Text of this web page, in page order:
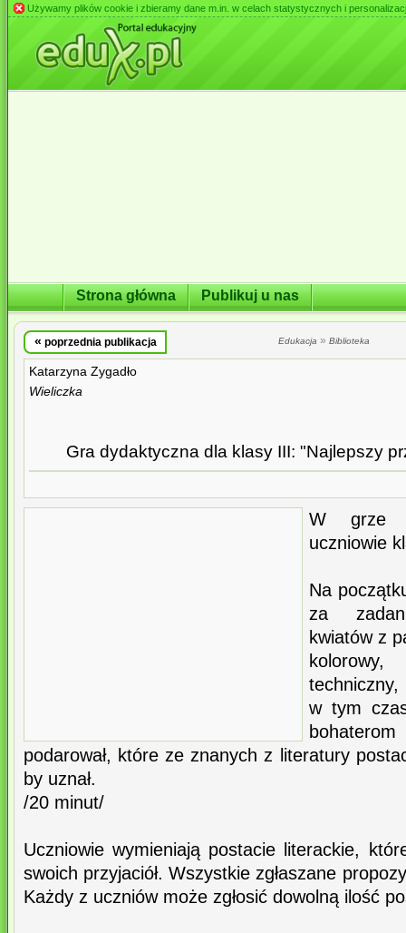
Używamy plików cookie i zbieramy dane m.in. w celach statystycznych i
Strona główna Publikuj u nas
« poprzednia publikacja Edukacja » Biblioteka
Katarzyna Zygadło
Wieliczka
Gra dydaktyczna dla klasy III: "Najlepszy
W grze
uczniowie
Na
za
kwiatów z
techniczny,
w tym
podarował, które ze znanych z literatury
by uznał.
/20 minut/
Uczniowie wymieniają postacie literackie,
swoich przyjaciół. Wszystkie zgłaszane
Każdy z uczniów może zgłosić dowolną ilość